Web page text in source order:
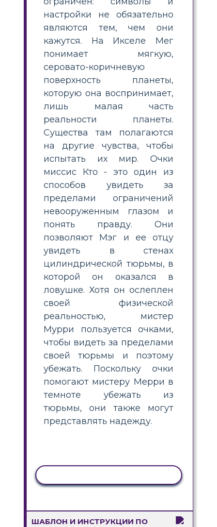
настройки не обязательно
являются тем, чем они
кажутся. На Икселе Мег
понимает мягкую,
серовато-коричневую
поверхность планеты,
которую она воспринимает,
лишь малая часть
реальности планеты.
Существа там полагаются
на другие чувства, чтобы
испытать их мир. Очки
миссис Кто - это один из
способов увидеть за
пределами ограничений
невооруженным глазом и
понять правду. Они
позволяют Мэг и ее отцу
увидеть в стенах
цилиндрической тюрьмы, в
которой он оказался в
ловушке. Хотя он ослеплен
своей физической
реальностью, мистер
Мурри пользуется очками,
чтобы видеть за пределами
своей тюрьмы и поэтому
убежать. Поскольку очки
помогают мистеру Мерри в
темноте убежать из
тюрьмы, они также могут
представлять надежду.
ШАБЛОН И ИНСТРУКЦИИ ПО